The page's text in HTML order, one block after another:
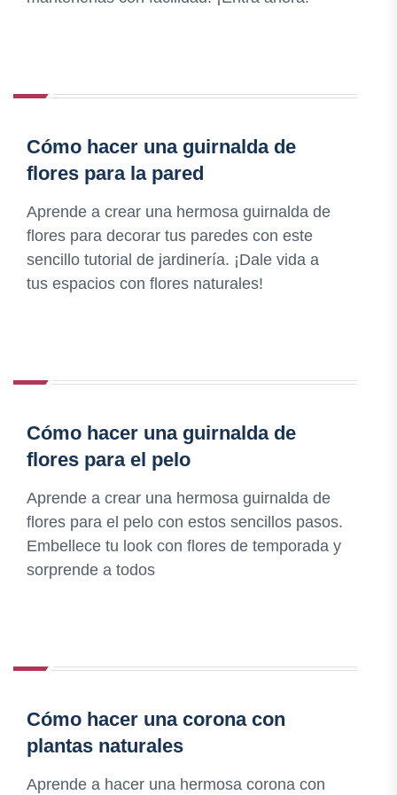
Cómo hacer una guirnalda de
flores para la pared
Aprende a crear una hermosa guirnalda de
flores para decorar tus paredes con este
sencillo tutorial de jardinería. ¡Dale vida a
tus espacios con flores naturales!
Cómo hacer una guirnalda de
flores para el pelo
Aprende a crear una hermosa guirnalda de
flores para el pelo con estos sencillos pasos.
Embellece tu look con flores de temporada y
sorprende a todos
Cómo hacer una corona con
plantas naturales
Aprende a hacer una hermosa corona con